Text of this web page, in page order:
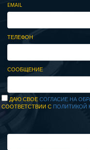
EMAIL
ТЕЛЕФОН
СООБЩЕНИЕ
ДАЮ СВОЕСОГЛАСИЕ НА
СООТВЕТСТВИИ С ПОЛИТИКОЙ